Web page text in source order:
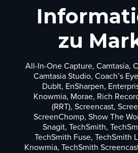
zu
All-In-One Capture, Camtasia,
Camtasia Studio, Coach’s
DubIt, EnSharpen,
Knowmia, Morae, Rich
(RRT), Screencast,
ScreenChomp, Show The
Snagit, TechSmith,
TechSmith Fuse, TechSmith
Knowmia, TechSmith